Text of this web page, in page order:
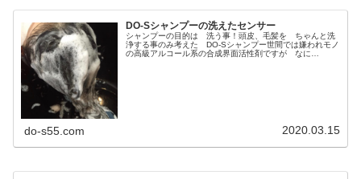
DO-Sシャンプーの洗えたセンサー
シャンプーの目的は 洗う事！頭皮、毛髪を ちゃんと洗
浄する事のみ考えた DO-Sシャンプー世間では嫌われモノ
の高級アルコール系の合成界面活性剤ですが なに
do-s55.com 2020.03.15